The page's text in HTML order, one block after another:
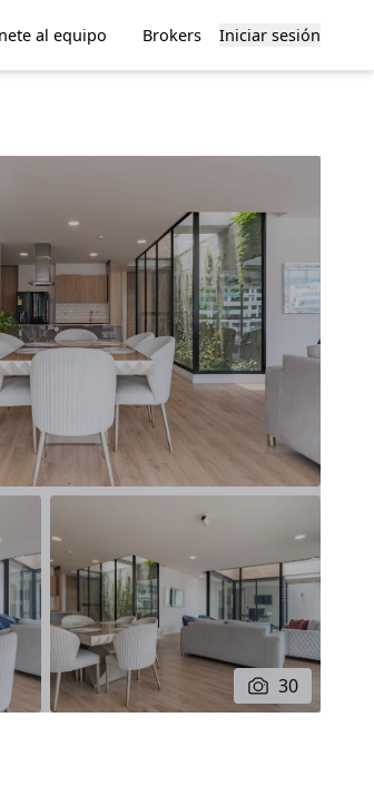
al equipo Brokers Iniciar sesión
30